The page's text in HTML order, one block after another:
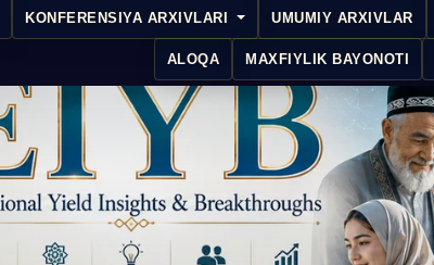
KONFERENSIYA ARXIVLARI UMUMIY ARXIVLAR
ALOQA MAXFIYLIK BAYONOTI